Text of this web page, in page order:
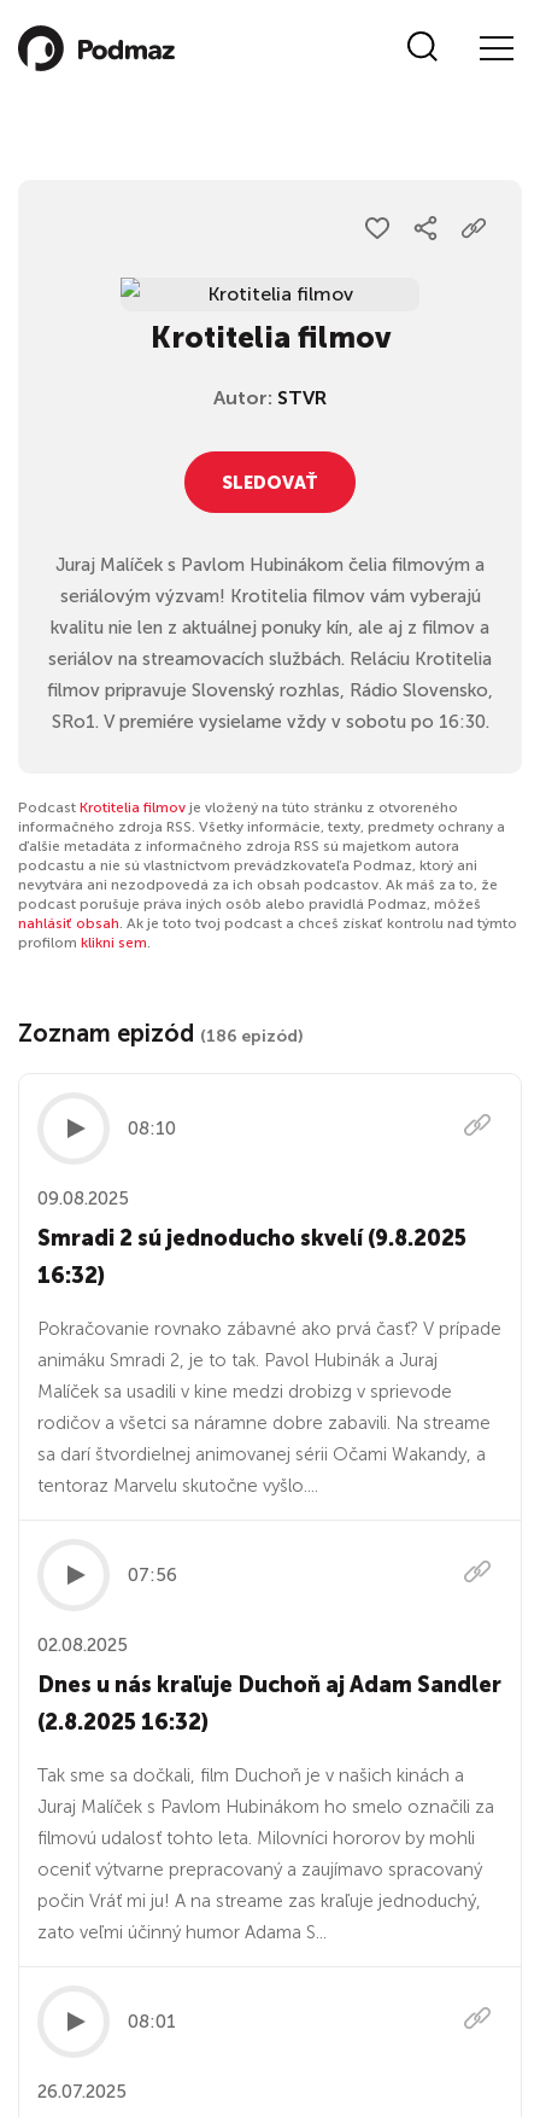
Krotitelia filmov
Autor: STVR
SLEDOVAŤ
Juraj Malíček s Pavlom Hubinákom čelia filmovým a
seriálovým výzvam! Krotitelia filmov vám vyberajú
kvalitu nie len z aktuálnej ponuky kín, ale aj z filmov a
seriálov na streamovacích službách. Reláciu Krotitelia
filmov pripravuje Slovenský rozhlas, Rádio Slovensko,
SRo1. V premiére vysielame vždy v sobotu po 16:30.
Podcast Krotitelia filmov je vložený na túto stránku z otvoreného
informačného zdroja RSS. Všetky informácie, texty, predmety ochrany a
ďalšie metadáta z informačného zdroja RSS sú majetkom autora
podcastu a nie sú vlastníctvom prevádzkovateľa Podmaz, ktorý ani
nevytvára ani nezodpovedá za ich obsah podcastov. Ak máš za to, že
podcast porušuje práva iných osôb alebo pravidlá Podmaz, môžeš
nahlásiť obsah. Ak je toto tvoj podcast a chceš získať kontrolu nad týmto
profilom klikni sem.
Zoznam epizód (186 epizód)
08:10
09.08.2025
Smradi 2 sú jednoducho skvelí (9.8.2025
16:32)
Pokračovanie rovnako zábavné ako prvá časť? V prípade
animáku Smradi 2, je to tak. Pavol Hubinák a Juraj
Malíček sa usadili v kine medzi drobizg v sprievode
rodičov a všetci sa náramne dobre zabavili. Na streame
sa darí štvordielnej animovanej sérii Očami Wakandy, a
tentoraz Marvelu skutočne vyšlo....
07:56
02.08.2025
Dnes u nás kraľuje Duchoň aj Adam Sandler
(2.8.2025 16:32)
Tak sme sa dočkali, film Duchoň je v našich kinách a
Juraj Malíček s Pavlom Hubinákom ho smelo označili za
filmovú udalosť tohto leta. Milovníci hororov by mohli
oceniť výtvarne prepracovaný a zaujímavo spracovaný
počin Vráť mi ju! A na streame zas kraľuje jednoduchý,
zato veľmi účinný humor Adama S...
08:01
26.07.2025